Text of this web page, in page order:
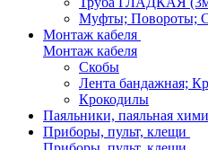
Муфты; Повороты;
Монтаж кабеля
Монтаж кабеля
Скобы
Лента бандажная;
Крокодилы
Паяльники, паяльная
Приборы, пульт, клещи